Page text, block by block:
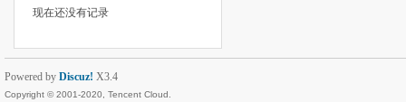
现在还没有记录
Powered by Discuz! X3.4
Copyright © 2001-2020, Tencent Cloud.